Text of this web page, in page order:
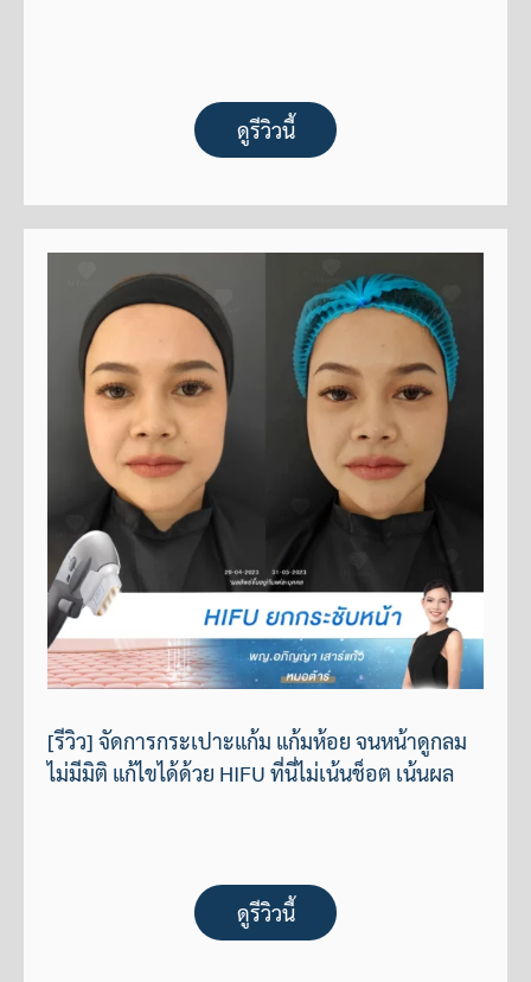
ดูรีวิวนี้
[รีวิว] จัดการกระเปาะแก้ม แก้มห้อย จนหน้าดูกลม
ไม่มีมิติ แก้ไขได้ด้วย HIFU ที่นี่ไม่เน้นช็อต เน้นผล
ดูรีวิวนี้